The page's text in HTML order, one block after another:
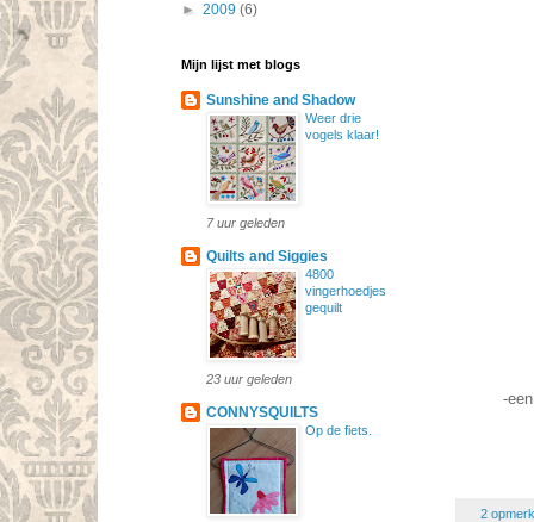
-
2
► 2009 (6)
Mijn lijst met blogs
Sunshine and Shadow
Weer drie
vogels klaar!
7 uur geleden
Quilts and Siggies
4800
vingerhoedjes
gequilt
23 uur geleden
CONNYSQUILTS
Op de fiets.